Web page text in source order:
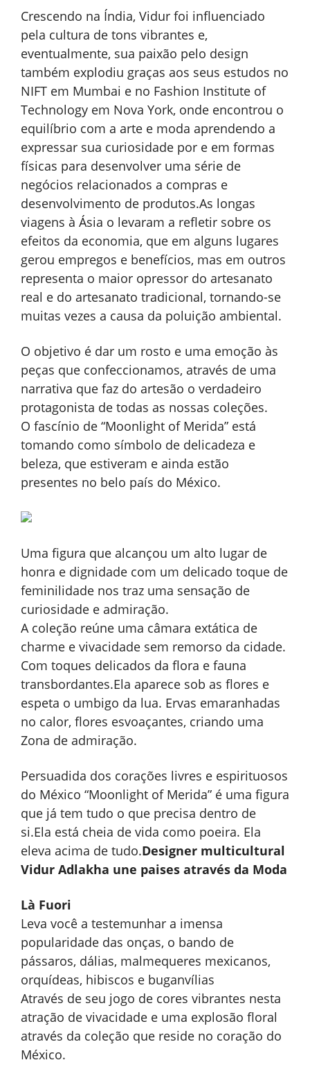
Crescendo na Índia, Vidur foi influenciado
pela cultura de tons vibrantes e,
eventualmente, sua paixão pelo design
também explodiu graças aos seus estudos no
NIFT em Mumbai e no Fashion Institute of
Technology em Nova York, onde encontrou o
equilíbrio com a arte e moda aprendendo a
expressar sua curiosidade por e em formas
físicas para desenvolver uma série de
negócios relacionados a compras e
desenvolvimento de produtos.As longas
viagens à Ásia o levaram a refletir sobre os
efeitos da economia, que em alguns lugares
gerou empregos e benefícios, mas em outros
representa o maior opressor do artesanato
real e do artesanato tradicional, tornando-se
muitas vezes a causa da poluição ambiental.
O objetivo é dar um rosto e uma emoção às
peças que confeccionamos, através de uma
narrativa que faz do artesão o verdadeiro
protagonista de todas as nossas coleções.
O fascínio de “Moonlight of Merida” está
tomando como símbolo de delicadeza e
beleza, que estiveram e ainda estão
presentes no belo país do México.
Uma figura que alcançou um alto lugar de
honra e dignidade com um delicado toque de
feminilidade nos traz uma sensação de
curiosidade e admiração.
A coleção reúne uma câmara extática de
charme e vivacidade sem remorso da cidade.
Com toques delicados da flora e fauna
transbordantes.Ela aparece sob as flores e
espeta o umbigo da lua. Ervas emaranhadas
no calor, flores esvoaçantes, criando uma
Zona de admiração.
Persuadida dos corações livres e espirituosos
do México “Moonlight of Merida” é uma figura
que já tem tudo o que precisa dentro de
si.Ela está cheia de vida como poeira. Ela
eleva acima de tudo.Designer multicultural
Vidur Adlakha une paises através da Moda
Là Fuori
Leva você a testemunhar a imensa
popularidade das onças, o bando de
pássaros, dálias, malmequeres mexicanos,
orquídeas, hibiscos e buganvílias
Através de seu jogo de cores vibrantes nesta
atração de vivacidade e uma explosão floral
através da coleção que reside no coração do
México.